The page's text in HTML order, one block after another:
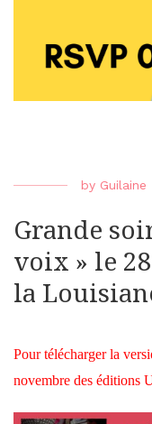
by Guilaine
Grande
voix » le
la
Pour télécharger la
novembre des éditions